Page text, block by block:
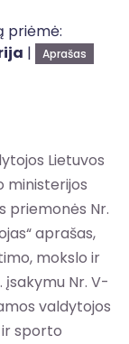
priėmė:
|
Aprašas
Lietuvos
ministerijos
priemonės Nr.
aprašas,
mokslo ir
Nr. V-
valdytojos
sporto